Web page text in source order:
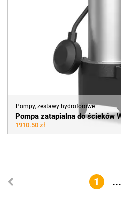
Pompy, zestawy hydroforowe
Pompa zatapialna do ścieków
1910.50 zł
1 ...